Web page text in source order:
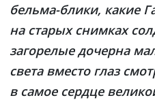
бельма-блики, какие
на старых снимках
загорелые дочерна
света вместо глаз
в самое сердце